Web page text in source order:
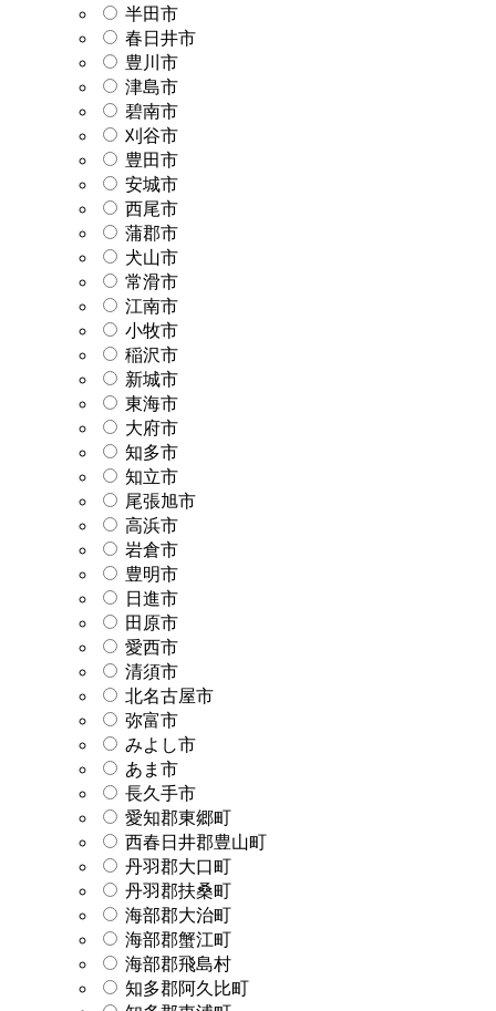
半田市
春日井市
豊川市
津島市
碧南市
刈谷市
豊田市
安城市
西尾市
蒲郡市
犬山市
常滑市
江南市
小牧市
稲沢市
新城市
東海市
大府市
知多市
知立市
尾張旭市
高浜市
岩倉市
豊明市
日進市
田原市
愛西市
清須市
北名古屋市
弥富市
みよし市
あま市
長久手市
愛知郡東郷町
西春日井郡豊山町
丹羽郡大口町
丹羽郡扶桑町
海部郡大治町
海部郡蟹江町
海部郡飛島村
知多郡阿久比町